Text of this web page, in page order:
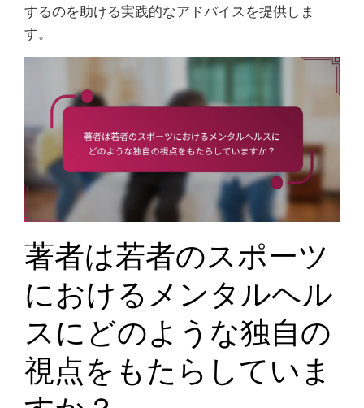
するのを助ける実践的なアドバイスを提供しま
す。
著者は若者のスポーツ
におけるメンタルヘル
スにどのような独自の
視点をもたらしていま